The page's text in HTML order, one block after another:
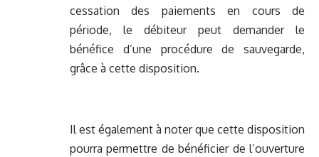
cessation des paiements en cours de
période, le débiteur peut demander le
bénéfice d’une procédure de sauvegarde,
grâce à cette disposition.
Il est également à noter que cette disposition
pourra permettre de bénéficier de l’ouverture